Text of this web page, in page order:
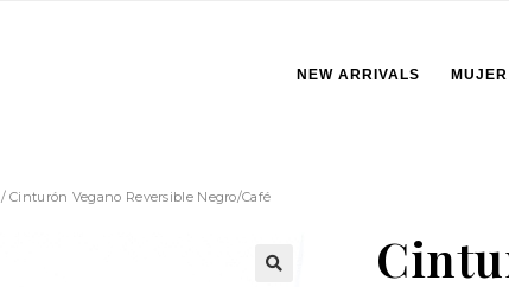
NEW ARRIVALS MUJER
/ Cinturón Vegano Reversible Negro/Café